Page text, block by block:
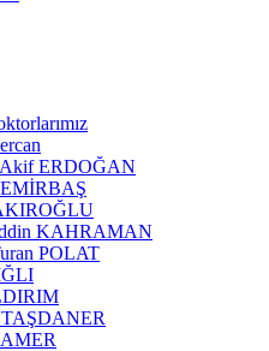
Akif ERDOĞAN
KAHRAMAN
POLAT
TAŞDANER